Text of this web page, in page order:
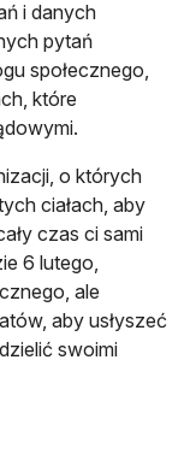
i danych
pytań
społecznego,
które
o których
ciałach, aby
czas ci sami
6 lutego,
ale
aby usłyszeć
swoimi